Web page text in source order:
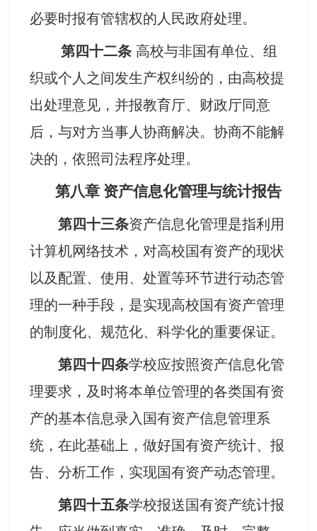
必要时报有管辖权的人民政府处理。
第四十二条 高校与非国有单位、组
织或个人之间发生产权纠纷的，由高校提
出处理意见，并报教育厅、财政厅同意
后，与对方当事人协商解决。协商不能解
决的，依照司法程序处理。
第八章 资产信息化管理与统计报告
第四十三条资产信息化管理是指利用
计算机网络技术，对高校国有资产的现状
以及配置、使用、处置等环节进行动态管
理的一种手段，是实现高校国有资产管理
的制度化、规范化、科学化的重要保证。
第四十四条学校应按照资产信息化管
理要求，及时将本单位管理的各类国有资
产的基本信息录入国有资产信息管理系
统，在此基础上，做好国有资产统计、报
告、分析工作，实现国有资产动态管理。
第四十五条学校报送国有资产统计报